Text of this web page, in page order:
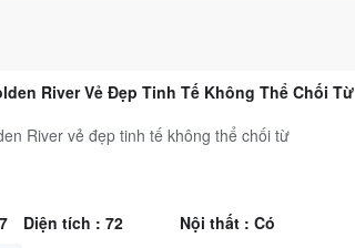
River Vẻ Đẹp Tinh Tế Không Thể Chối Từ
River vẻ đẹp tinh tế không thể chối từ
Diện tích : 72
Nội thất : Có